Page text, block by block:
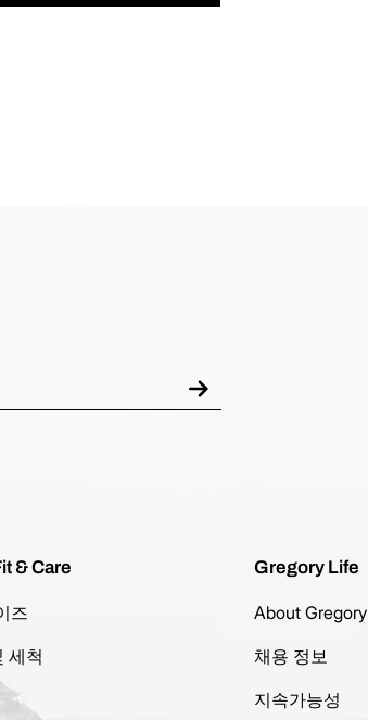
& Care
즈
세척
Gregory Life
About Gregory
채용 정보
지속가능성